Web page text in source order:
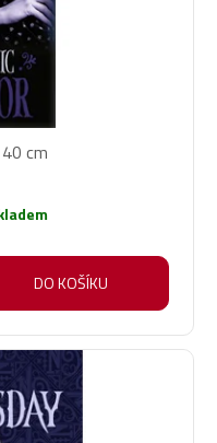
cm
DO KOŠÍKU